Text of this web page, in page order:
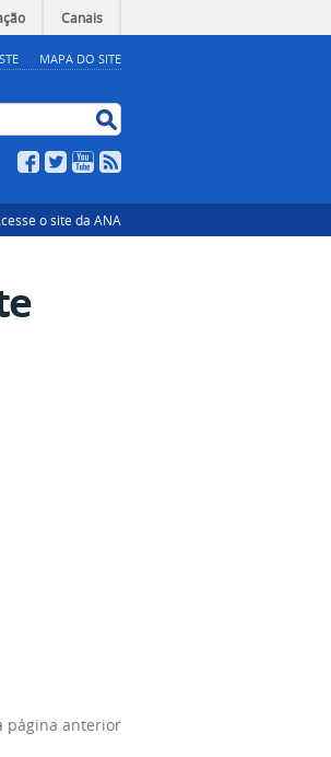
Canais
MAPA DO SITE
Facebook
TwitterYouTube
o site da ANA
página anterior